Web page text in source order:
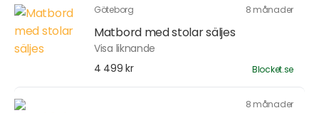
Göteborg 8 månader
Matbord med stolar säljes
Visa liknande
4 499 kr
Blocket.se
8 månader